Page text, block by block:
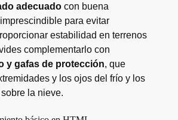
adecuadocon buena
para evitar
estabilidad en terrenos
complementarlo con
y gafas de protección, que
y los ojos del frío y los
la nieve.